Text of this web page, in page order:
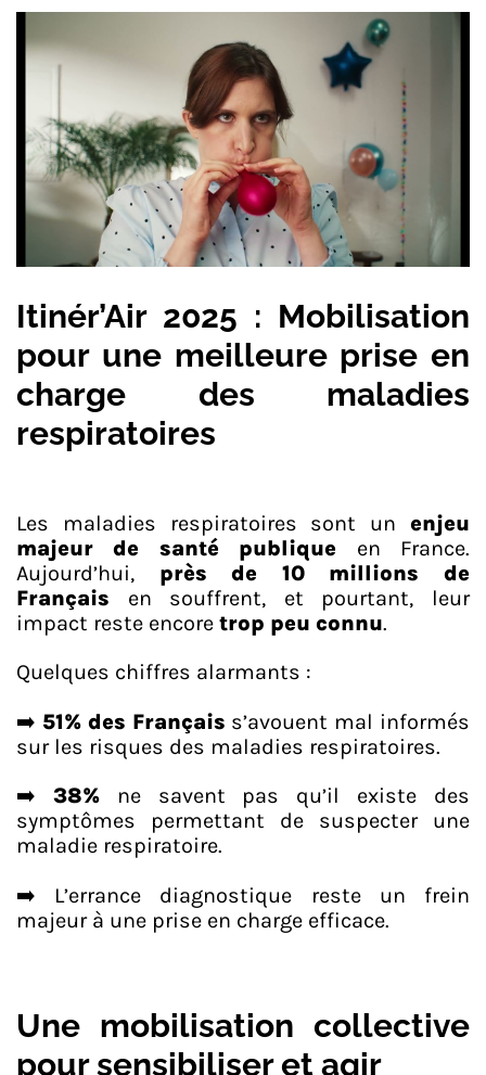
Itinér’Air 2025 : Mobilisation
pour une meilleure prise en
charge des maladies
respiratoires
Les maladies respiratoires sont un enjeu
majeur de santé publique en France.
Aujourd’hui, près de 10 millions de
Français en souffrent, et pourtant, leur
impact reste encore trop peu connu.
Quelques chiffres alarmants :
➡️ 51% des Français s’avouent mal informés
sur les risques des maladies respiratoires.
➡️ 38%ne savent pas qu’il existe des
symptômes permettant de suspecter une
maladie respiratoire.
➡️ L’errance diagnostique reste un frein
majeur à une prise en charge efficace.
Une mobilisation collective
pour sensibiliser et agir